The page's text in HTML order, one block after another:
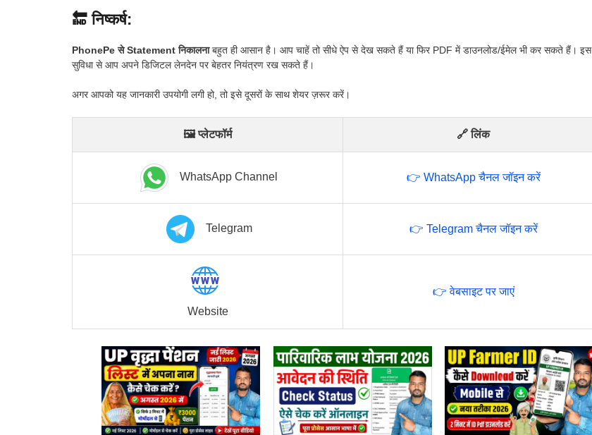
🔚 निष्कर्ष:
PhonePe से Statement निकालनाबहुत ही आसान है। आप चाहें तो सीधे ऐप से देख सकते हैं या फिर PDF में डाउनलोड/ईमेल भी कर सकते हैं। इस
सुविधा से आप अपने डिजिटल लेनदेन पर बेहतर नियंत्रण रख सकते हैं।
अगर आपको यह जानकारी उपयोगी लगी हो, तो इसे दूसरों के साथ शेयर ज़रूर करें।
🖼 प्लेटफॉर्म 🔗 लिंक
WhatsApp Channel 👉 WhatsApp चैनल जॉइन करें
Telegram 👉 Telegram चैनल जॉइन करें
Website
👉 वेबसाइट पर जाएं